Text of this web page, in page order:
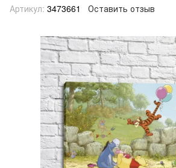
Артикул: 3473661 Оставить отзыв